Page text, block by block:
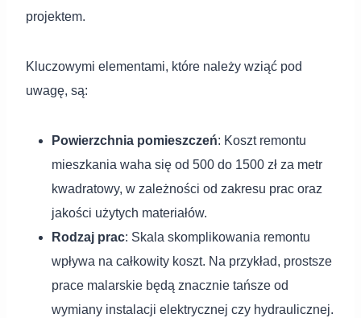
projektem.
Kluczowymi elementami, które należy wziąć pod
uwagę, są:
Powierzchnia pomieszczeń: Koszt remontu
mieszkania waha się od 500 do 1500 zł za metr
kwadratowy, w zależności od zakresu prac oraz
jakości użytych materiałów.
Rodzaj prac: Skala skomplikowania remontu
wpływa na całkowity koszt. Na przykład, prostsze
prace malarskie będą znacznie tańsze od
wymiany instalacji elektrycznej czy hydraulicznej.